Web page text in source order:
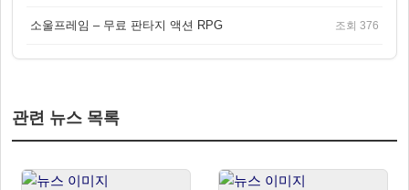
소울프레임 – 무료 판타지 액션 RPG 조회 376
관련 뉴스 목록